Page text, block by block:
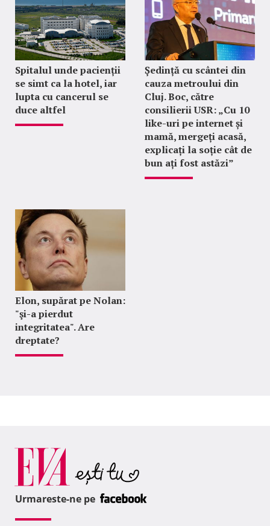
Spitalul unde pacienții
se simt ca la hotel, iar
lupta cu cancerul se
duce altfel
Ședință cu scântei din
cauza metroului din
Cluj. Boc, către
consilierii USR: „Cu 10
like-uri pe internet și
mamă, mergeți acasă,
explicați la soție cât de
bun ați fost astăzi”
Elon, supărat pe Nolan:
"şi-a pierdut
integritatea". Are
dreptate?
Urmareste-ne pe